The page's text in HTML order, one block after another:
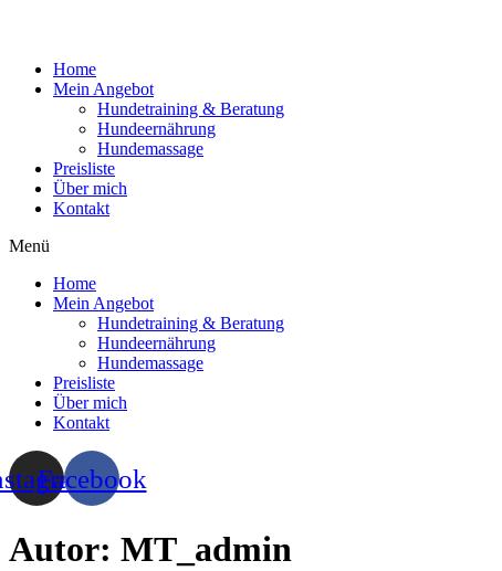
Home
Mein Angebot
Hundetraining & Beratung
Hundeernährung
Hundemassage
Preisliste
Über mich
Kontakt
Menü
Home
Mein Angebot
Hundetraining & Beratung
Hundeernährung
Hundemassage
Preisliste
Über mich
Kontakt
Facebook
Autor: MT_admin